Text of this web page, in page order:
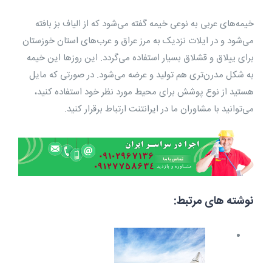
خیمه‌های عربی به نوعی خیمه گفته می‌شود که از الیاف بز بافته
می‌شود و در ایلات نزدیک به مرز عراق و عرب‌های استان خوزستان
برای ییلاق و قشلاق بسیار استفاده می‌گردد. این روزها این خیمه
به شکل مدرن‌تری هم تولید و عرضه می‌شود. در صورتی که مایل
هستید از نوع پوشش برای محیط مورد نظر خود استفاده کنید،
می‌توانید با مشاوران ما در ایرانتنت ارتباط برقرار کنید.
نوشته های مرتبط: